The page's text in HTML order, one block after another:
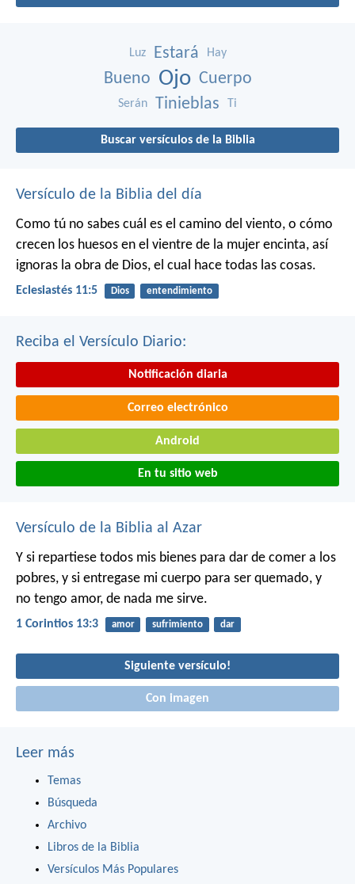
Luz Estará Hay
Bueno Ojo Cuerpo
Serán Tinieblas Ti
Buscar versículos de la Biblia
Versículo de la Biblia del día
Como tú no sabes cuál es el camino del viento, o cómo
crecen los huesos en el vientre de la mujer encinta, así
ignoras la obra de Dios, el cual hace todas las cosas.
Eclesiastés 11:5 Dios entendimiento
Reciba el Versículo Diario:
Notificación diaria
Correo electrónico
Android
En tu sitio web
Versículo de la Biblia al Azar
Y si repartiese todos mis bienes para dar de comer a los
pobres, y si entregase mi cuerpo para ser quemado, y
no tengo amor, de nada me sirve.
1 Corintios 13:3 amor sufrimiento dar
Siguiente versículo!
Con imagen
Leer más
Temas
Búsqueda
Archivo
Libros de la Biblia
Versículos Más Populares